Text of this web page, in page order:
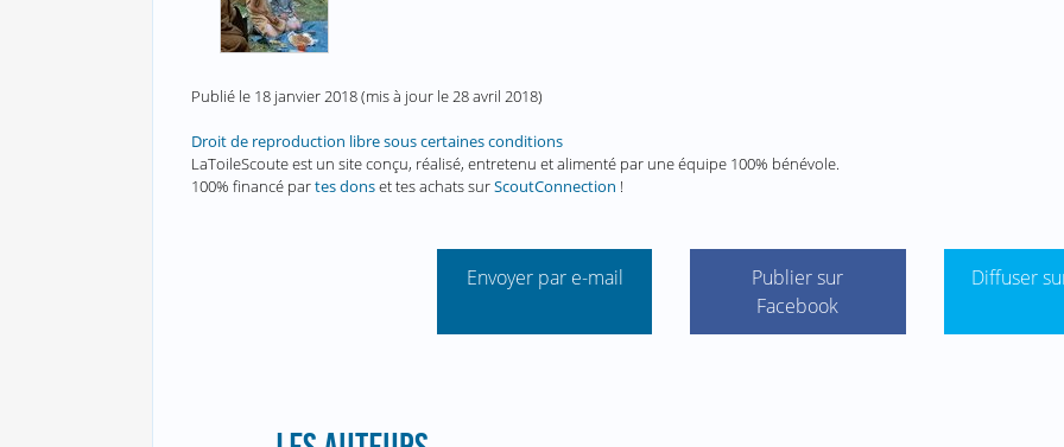
Publié le 18 janvier 2018(mis à jour le28 avril 2018)
Droit de reproduction libre sous certaines conditions
LaToileScoute est un site conçu, réalisé, entretenu et alimenté par une équipe 100% bénévole.
100% financé partes donset tes achats surScoutConnection !
Envoyer par e-mail
Publier sur
Facebook
Diffuser